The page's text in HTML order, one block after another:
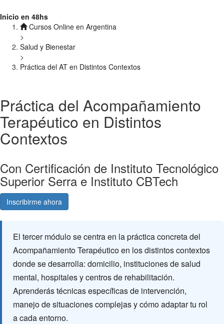
Inicio en 48hs
Cursos Online en Argentina
>
Salud y Bienestar
>
Práctica del AT en Distintos Contextos
Práctica del Acompañamiento
Terapéutico en Distintos
Contextos
Con Certificación de Instituto Tecnológico
Superior Serra e Instituto CBTech
Inscribirme ahora
El tercer módulo se centra en la práctica concreta del
Acompañamiento Terapéutico en los distintos contextos
donde se desarrolla: domicilio, instituciones de salud
mental, hospitales y centros de rehabilitación.
Aprenderás técnicas específicas de intervención,
manejo de situaciones complejas y cómo adaptar tu rol
a cada entorno.